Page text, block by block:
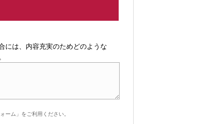
には、内容充実のためどのような
ーム」をご利用ください。